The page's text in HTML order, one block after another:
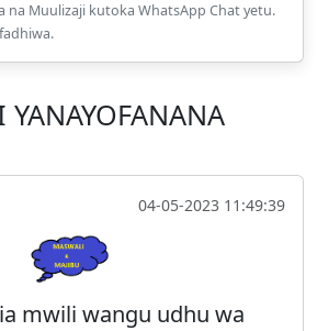
na Muulizaji kutoka WhatsApp Chat yetu.
YANAYOFANANA
04-05-2023 11:49:39
mwili wangu udhu wa